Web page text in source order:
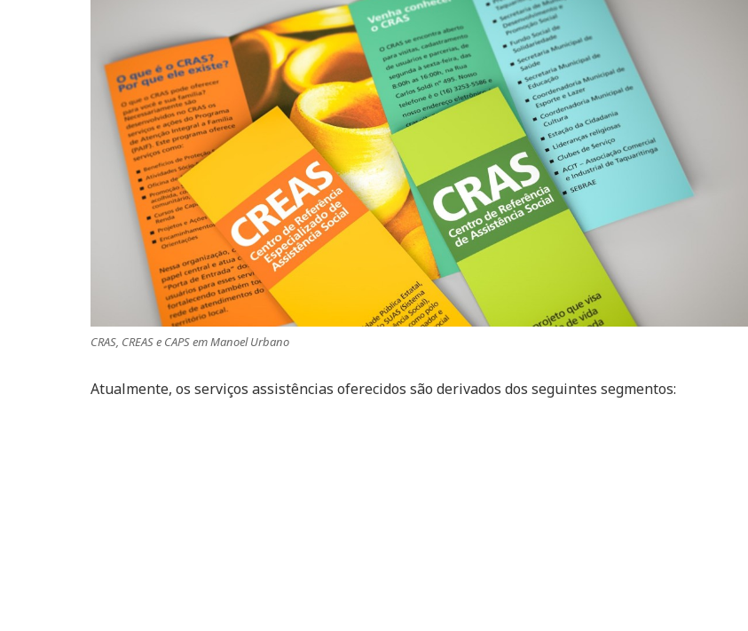
CRAS, CREAS e CAPS em Manoel Urbano
Atualmente, os serviços assistências oferecidos são derivados dos seguintes segmentos: